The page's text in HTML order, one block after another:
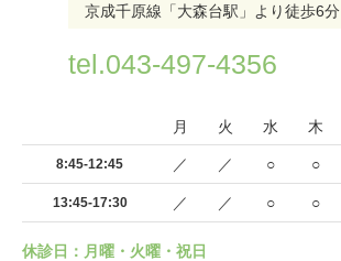
京成千原線「大森台駅」より徒歩6分
tel.043-497-4356
月 火 水 木
8:45-12:45 ／ ／ ○ ○
13:45-17:30 ／ ／ ○ ○
休診日：月曜・火曜・祝日